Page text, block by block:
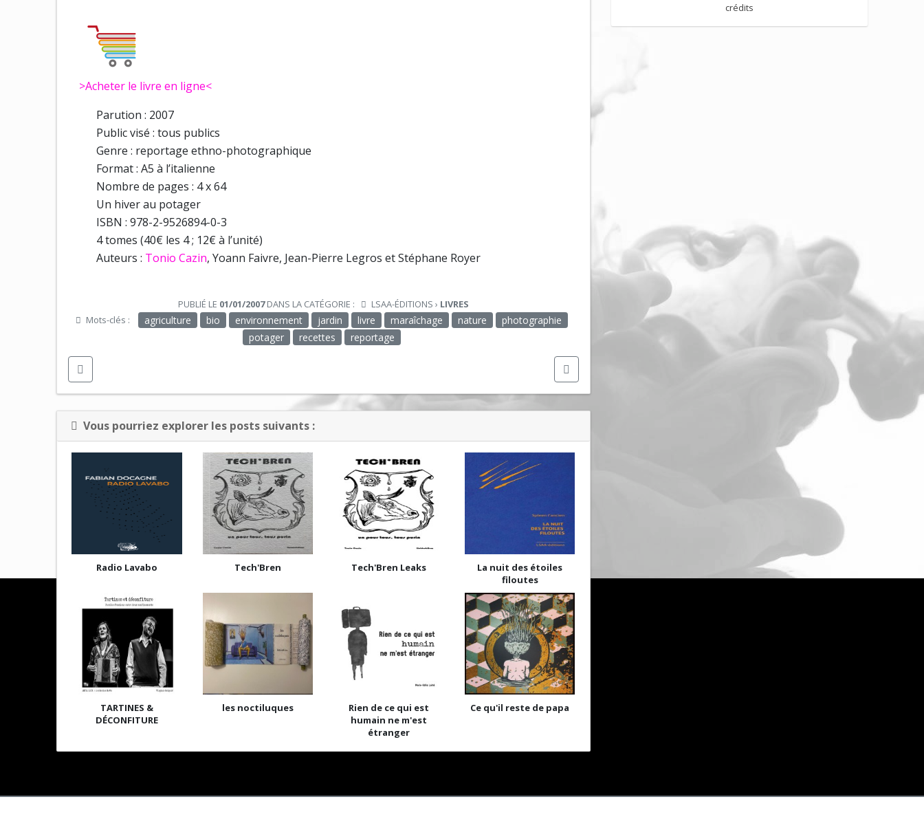
>Acheter le livre en ligne<
Parution : 2007
Public visé : tous publics
Genre : reportage ethno-photographique
Format : A5 à l’italienne
Nombre de pages : 4 x 64
Un hiver au potager
ISBN : 978-2-9526894-0-3
4 tomes (40€ les 4 ; 12€ à l’unité)
Auteurs : Tonio Cazin, Yoann Faivre, Jean-Pierre Legros et Stéphane Royer
PUBLIÉ LE 01/01/2007DANS LA CATÉGORIE : LSAA-ÉDITIONS › LIVRES
Mots-clés :
agriculture bio environnement jardin livre maraîchage nature
photographie
potager
recettes reportage
Vous pourriez explorer les posts suivants :
Radio Lavabo Tech'Bren Tech'Bren Leaks
La nuit des étoiles
filoutes
TARTINES &
DÉCONFITURE
les noctiluques
Rien de ce qui est
humain ne m'est
étranger
Ce qu'il reste de papa
crédits